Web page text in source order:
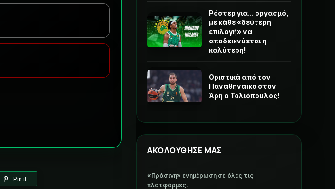
Pin it
Ρόστερ για... οργασμό,
με κάθε «δεύτερη
επιλογή» να
αποδεικνύεται η
καλύτερη!
Οριστικά από τον
Παναθηναϊκό στον
Άρη ο Τολιόπουλος!
ΑΚΟΛΟΥΘΗΣΕ ΜΑΣ
«Πράσινη» ενημέρωση σε όλες τις
πλατφόρμες.